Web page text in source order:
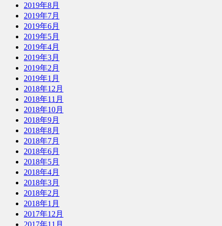
2019年8月
2019年7月
2019年6月
2019年5月
2019年4月
2019年3月
2019年2月
2019年1月
2018年12月
2018年11月
2018年10月
2018年9月
2018年8月
2018年7月
2018年6月
2018年5月
2018年4月
2018年3月
2018年2月
2018年1月
2017年12月